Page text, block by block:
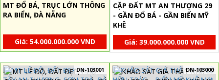
MT ĐỔ BÁ, TRỤC LỚN THÔNG
RA BIỂN, ĐÀ NẴNG
Giá: 54.000.000.000 VND
CẶP ĐẤT MT AN THƯỢNG 29
- GẦN ĐỔ BÁ - GẦN BIỂN MỸ
KHÊ
Giá: 39.000.000.000 VND
DN-103001 DN-103000